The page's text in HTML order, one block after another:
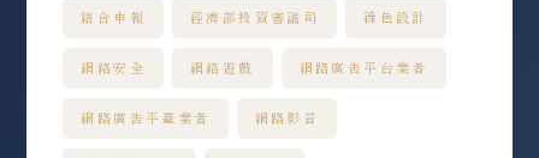
結合申報 經濟部投資審議司 綠色設計
網絡安全 網絡遊戲 網路廣告平台業者
網路廣告平臺業者 網路影音